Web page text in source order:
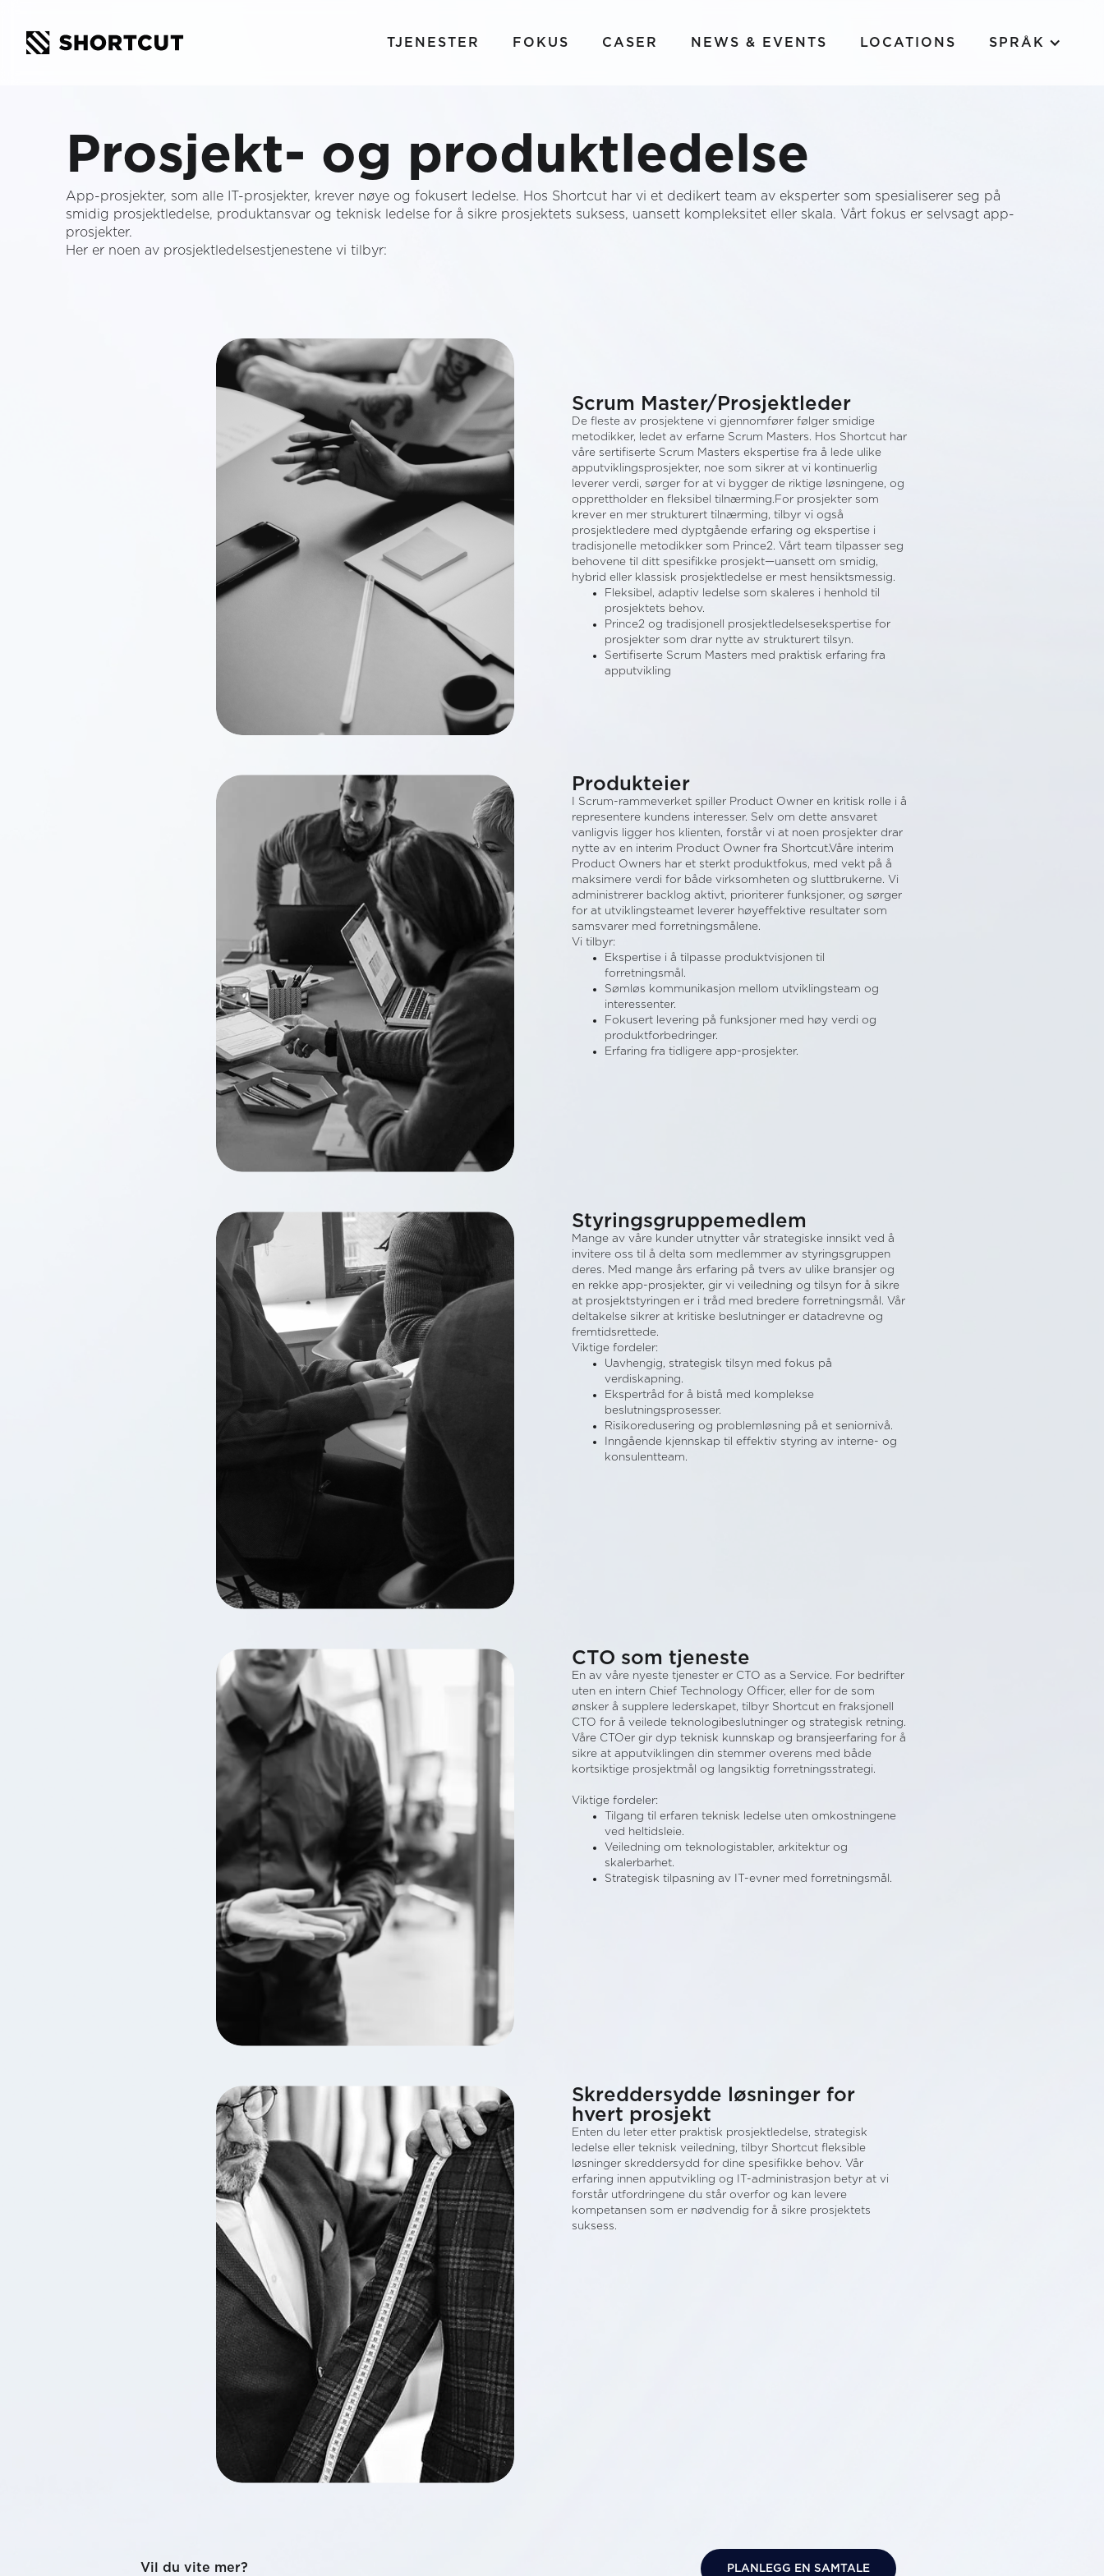
TJENESTER FOKUS CASER NEWS & EVENTS LOCATIONS SPRÅK
Prosjekt- og produktledelse
App-prosjekter, som alle IT-prosjekter, krever nøye og fokusert ledelse. Hos Shortcut har vi et dedikert team av eksperter som spesialiserer seg på
smidig prosjektledelse, produktansvar og teknisk ledelse for å sikre prosjektets suksess, uansett kompleksitet eller skala. Vårt fokus er selvsagt app-
prosjekter.
Her er noen av prosjektledelsestjenestene vi tilbyr:
Scrum Master/Prosjektleder
De fleste av prosjektene vi gjennomfører følger smidige
metodikker, ledet av erfarne Scrum Masters. Hos Shortcut har
våre sertifiserte Scrum Masters ekspertise fra å lede ulike
apputviklingsprosjekter, noe som sikrer at vi kontinuerlig
leverer verdi, sørger for at vi bygger de riktige løsningene, og
opprettholder en fleksibel tilnærming.For prosjekter som
krever en mer strukturert tilnærming, tilbyr vi også
prosjektledere med dyptgående erfaring og ekspertise i
tradisjonelle metodikker som Prince2. Vårt team tilpasser seg
behovene til ditt spesifikke prosjekt—uansett om smidig,
hybrid eller klassisk prosjektledelse er mest hensiktsmessig.
Fleksibel, adaptiv ledelse som skaleres i henhold til
prosjektets behov.
Prince2 og tradisjonell prosjektledelsesekspertise for
prosjekter som drar nytte av strukturert tilsyn.
Sertifiserte Scrum Masters med praktisk erfaring fra
apputvikling
Produkteier
I Scrum-rammeverket spiller Product Owner en kritisk rolle i å
representere kundens interesser. Selv om dette ansvaret
vanligvis ligger hos klienten, forstår vi at noen prosjekter drar
nytte av en interim Product Owner fra Shortcut.Våre interim
Product Owners har et sterkt produktfokus, med vekt på å
maksimere verdi for både virksomheten og sluttbrukerne. Vi
administrerer backlog aktivt, prioriterer funksjoner, og sørger
for at utviklingsteamet leverer høyeffektive resultater som
samsvarer med forretningsmålene.
Vi tilbyr:
Ekspertise i å tilpasse produktvisjonen til
forretningsmål.
Sømløs kommunikasjon mellom utviklingsteam og
interessenter.
Fokusert levering på funksjoner med høy verdi og
produktforbedringer.
Erfaring fra tidligere app-prosjekter.
Styringsgruppemedlem
Mange av våre kunder utnytter vår strategiske innsikt ved å
invitere oss til å delta som medlemmer av styringsgruppen
deres. Med mange års erfaring på tvers av ulike bransjer og
en rekke app-prosjekter, gir vi veiledning og tilsyn for å sikre
at prosjektstyringen er i tråd med bredere forretningsmål. Vår
deltakelse sikrer at kritiske beslutninger er datadrevne og
fremtidsrettede.
Viktige fordeler:
Uavhengig, strategisk tilsyn med fokus på
verdiskapning.
Ekspertråd for å bistå med komplekse
beslutningsprosesser.
Risikoredusering og problemløsning på et seniornivå.
Inngående kjennskap til effektiv styring av interne- og
konsulentteam.
CTO som tjeneste
En av våre nyeste tjenester er CTO as a Service. For bedrifter
uten en intern Chief Technology Officer, eller for de som
ønsker å supplere lederskapet, tilbyr Shortcut en fraksjonell
CTO for å veilede teknologibeslutninger og strategisk retning.
Våre CTOer gir dyp teknisk kunnskap og bransjeerfaring for å
sikre at apputviklingen din stemmer overens med både
kortsiktige prosjektmål og langsiktig forretningsstrategi.
Viktige fordeler:
Tilgang til erfaren teknisk ledelse uten omkostningene
ved heltidsleie.
Veiledning om teknologistabler, arkitektur og
skalerbarhet.
Strategisk tilpasning av IT-evner med forretningsmål.
Skreddersydde løsninger for
hvert prosjekt
Enten du leter etter praktisk prosjektledelse, strategisk
ledelse eller teknisk veiledning, tilbyr Shortcut fleksible
løsninger skreddersydd for dine spesifikke behov. Vår
erfaring innen apputvikling og IT-administrasjon betyr at vi
forstår utfordringene du står overfor og kan levere
kompetansen som er nødvendig for å sikre prosjektets
suksess.
Vil du vite mer? PLANLEGG EN SAMTALE